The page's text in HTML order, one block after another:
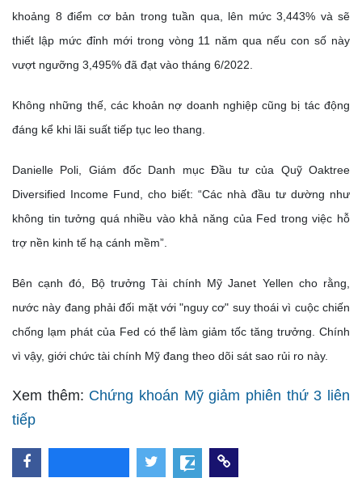
khoảng 8 điểm cơ bản trong tuần qua, lên mức 3,443% và sẽ
thiết lập mức đỉnh mới trong vòng 11 năm qua nếu con số này
vượt ngưỡng 3,495% đã đạt vào tháng 6/2022.
Không những thế, các khoản nợ doanh nghiệp cũng bị tác động
đáng kể khi lãi suất tiếp tục leo thang.
Danielle Poli, Giám đốc Danh mục Đầu tư của Quỹ Oaktree
Diversified Income Fund, cho biết: “Các nhà đầu tư dường như
không tin tưởng quá nhiều vào khả năng của Fed trong việc hỗ
trợ nền kinh tế hạ cánh mềm”.
Bên cạnh đó, Bộ trưởng Tài chính Mỹ Janet Yellen cho rằng,
nước này đang phải đối mặt với "nguy cơ" suy thoái vì cuộc chiến
chống lạm phát của Fed có thể làm giảm tốc tăng trưởng. Chính
vì vậy, giới chức tài chính Mỹ đang theo dõi sát sao rủi ro này.
Xem thêm: Chứng khoán Mỹ giảm phiên thứ 3 liên
tiếp